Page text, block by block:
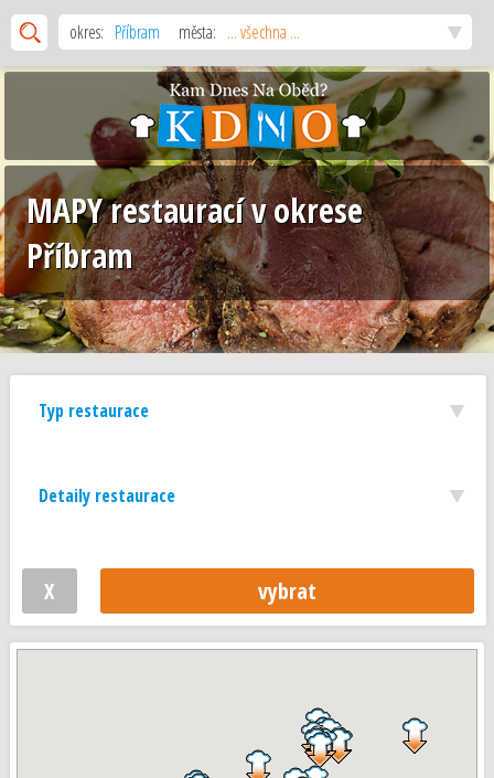
okres: Příbram města: ... všechna ...
MAPY restaurací v okrese
Příbram
Typ restaurace
Detaily restaurace